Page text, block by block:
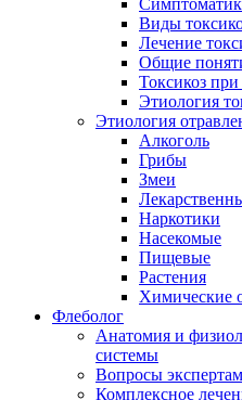
Виды
Лечение
Общие
Токсикоз
Этиология
Этиология
Алкоголь
Грибы
Змеи
Наркотики
Насекомые
Пищевые
Растения
Химические
Флеболог
Анатомия и
системы
Вопросы экспертам
Комплексное